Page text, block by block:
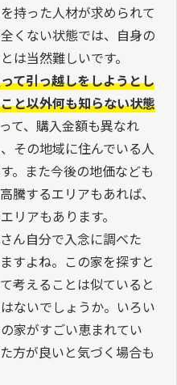
持った人材が求められて
くない状態では、自身の
は当然難しいです。
て引っ越しをしようとし
と以外何も知らない状態
て、購入金額も異なれ
その地域に住んでいる人
。また今後の地価なども
騰するエリアもあれば、
リアもあります。
ん自分で入念に調べた
すよね。この家を探すと
考えることは似ていると
ないでしょうか。いろい
家がすごい恵まれてい
方が良いと気づく場合も